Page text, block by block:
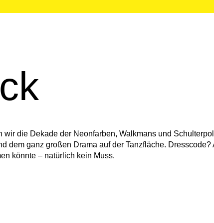
wir die Dekade der Neonfarben, Walkmans und
dem ganz großen Drama auf der Tanzfläche. Dresscode?
könnte – natürlich kein Muss.